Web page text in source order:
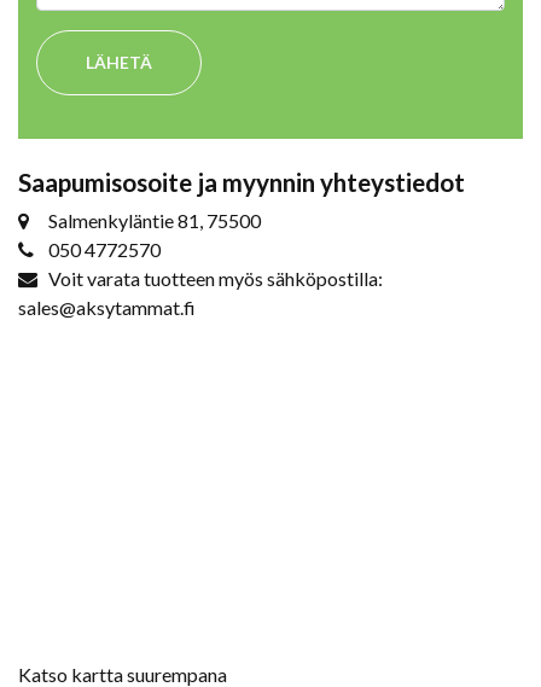
LÄHETÄ
Saapumisosoite ja myynnin yhteystiedot
Salmenkyläntie 81, 75500
050 4772570
Voit varata tuotteen myös sähköpostilla:
sales@aksytammat.fi
Katso kartta suurempana